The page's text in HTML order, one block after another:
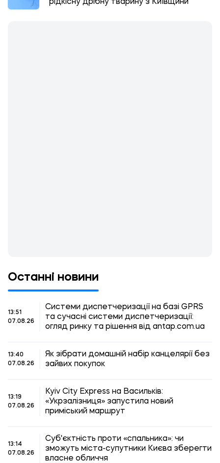
рідкісну дрібну тварину з Київщини
Останні новини
13:51
07.08.26
Системи диспетчеризації на базі GPRS
та сучасні системи диспетчеризації:
огляд ринку та рішення від antap.com.ua
13:40
07.08.26
Як зібрати домашній набір канцелярії без
зайвих покупок
13:19
07.08.26
Kyiv City Express на Васильків:
«Укрзалізниця» запустила новий
приміський маршрут
13:14
07.08.26
Суб'єктність проти «спальника»: чи
зможуть міста-супутники Києва зберегти
власне обличчя